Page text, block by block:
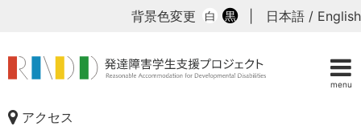
menu
背景色変更 白 黒 日本語 / English
アクセス